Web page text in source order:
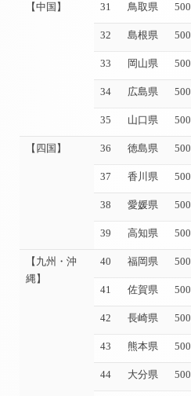
【中国】 31 鳥取県
32 島根県
33 岡山県
34 広島県
35 山口県
【四国】 36 徳島県
37 香川県
38 愛媛県
39 高知県
【九州・沖
縄】
40 福岡県
41 佐賀県
42 長崎県
43 熊本県
44 大分県